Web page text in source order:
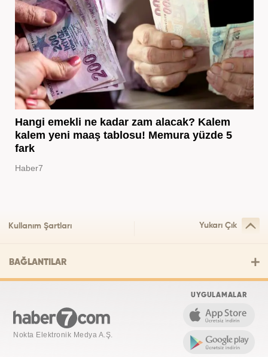
Hangi emekli ne kadar zam alacak? Kalem
kalem yeni maaş tablosu! Memura yüzde 5
fark
Haber7
Kullanım Şartları Yukarı Çık
BAĞLANTILAR
Nokta Elektronik Medya A.Ş.
UYGULAMALAR